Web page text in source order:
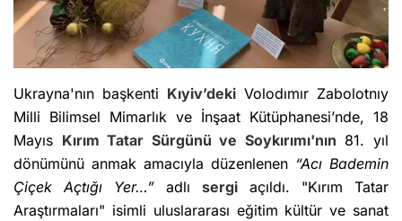
Ukrayna'nın başkenti Kıyiv’deki Volodımır Zabolotnıy
Milli Bilimsel Mimarlık ve İnşaat Kütüphanesi’nde, 18
Mayıs Kırım Tatar Sürgünü ve Soykırımı'nın 81. yıl
dönümünü anmak amacıyla düzenlenen “Acı Bademin
Çiçek Açtığı Yer…” adlı sergi açıldı. "Kırım Tatar
Araştırmaları" isimli uluslararası eğitim kültür ve sanat